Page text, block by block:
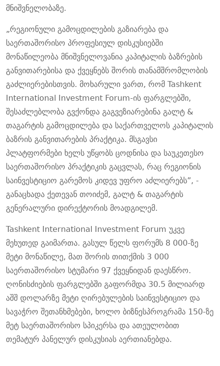
მნიშვნელობაზე.
„რეგიონული გამოცდილების გაზიარება და
საერთაშორისო პროფესიულ დისკუსიებში
მონაწილეობა მნიშვნელოვანია კაპიტალის ბაზრების
განვითარებისა და ქვეყნებს შორის თანამშრომლობის
გაძლიერებისთვის. მოხარული ვართ, რომ Tashkent
International Investment Forum-ის ფარგლებში,
შესაძლებლობა გვქონდა გაგვეზიარებინა გალტ &
თაგარტის გამოცდილება და საქართველოს კაპიტალის
ბაზრის განვითარების პრაქტიკა. მსგავსი
პლატფორმები ხელს უწყობს ცოდნისა და საუკეთესო
საერთაშორისო პრაქტიკის გაცვლას, რაც რეგიონის
საინვესტიციო გარემოს კიდევ უფრო აძლიერებს”, -
განაცხადა ქეთევან თოიძემ, გალტ & თაგარტის
გენერალური დირექტორის მოადგილემ.
Tashkent International Investment Forum უკვე
მეხუთედ გაიმართა. გასულ წელს ფორუმს 8 000-ზე
მეტი მონაწილე, მათ შორის თითქმის 3 000
საერთაშორისო სტუმარი 97 ქვეყნიდან დაესწრო.
ღონისძიების ფარგლებში გაფორმდა 30.5 მილიარდ
აშშ დოლარზე მეტი ღირებულების საინვესტიციო და
სავაჭრო შეთანხმებები, ხოლო ბიზნესპროგრამა 150-ზე
მეტ საერთაშორისო სპიკერსა და ათეულობით
თემატურ პანელურ დისკუსიას აერთიანებდა.